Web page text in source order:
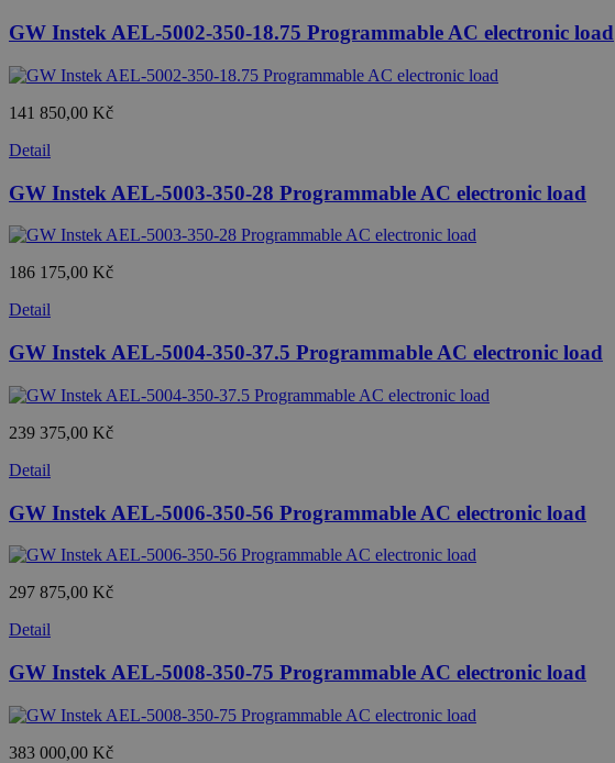
GW Instek AEL-5002-350-18.75 Programmable AC electronic load
141 850,00 Kč
Detail
GW Instek AEL-5003-350-28 Programmable AC electronic load
186 175,00 Kč
Detail
GW Instek AEL-5004-350-37.5 Programmable AC electronic load
239 375,00 Kč
Detail
GW Instek AEL-5006-350-56 Programmable AC electronic load
297 875,00 Kč
Detail
GW Instek AEL-5008-350-75 Programmable AC electronic load
383 000,00 Kč